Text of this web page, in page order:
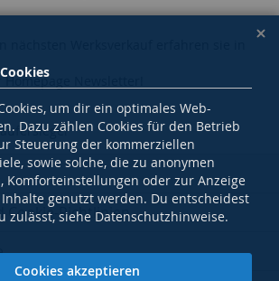
Newsletter!
Cookie-Richtlinien
um dir ein optimales Web-
Dazu zählen Cookies für den Betrieb
Steuerung der kommerziellen
sowie solche, die zu anonymen
Komforteinstellungen oder zur Anzeige
genutzt werden. Du entscheidest
zulässt, siehe Datenschutzhinweise.
Cookies akzeptieren